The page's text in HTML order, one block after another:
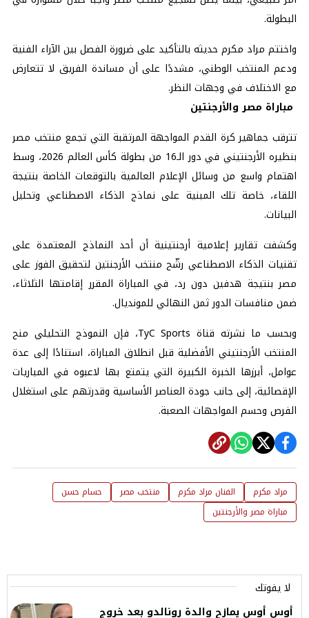
البطولة.
واختتم مراد مكرم حديثه بالتأكيد على ضرورة الفصل بين الآراء الفنية
ودعم المنتخب الوطني، مشددًا على أن مساندة الفريق لا تتعارض
مع الاختلاف في وجهات النظر.
مباراة مصر والأرجنتين
تترقب جماهير كرة القدم المواجهة المرتقبة التي تجمع منتخب مصر
بنظيره الأرجنتيني في دور الـ16 من بطولة كأس العالم 2026، وسط
اهتمام واسع من وسائل الإعلام العالمية بالتوقعات الخاصة بنتيجة
اللقاء، خاصة تلك المبنية على نماذج الذكاء الاصطناعي وتحليل
البيانات.
وكشفت تقارير إعلامية أرجنتينية أن أحد النماذج المعتمدة على
تقنيات الذكاء الاصطناعي رشّح منتخب الأرجنتين لتحقيق الفوز على
مصر بنتيجة هدفين دون رد، في المباراة المقرر إقامتها الثلاثاء،
ضمن منافسات الدور ثمن النهائي للمونديال.
وبحسب ما نشرته قناة TyC Sports، فإن النموذج التحليلي منح
المنتخب الأرجنتيني الأفضلية قبل انطلاق المباراة، استنادًا إلى عدة
عوامل، أبرزها الخبرة الكبيرة التي يتمتع بها لاعبوه في المباريات
الإقصائية، إلى جانب جودة العناصر الأساسية وقدرتهم على استغلال
الفرص وحسم المواجهات الصعبة.
مراد مكرم الفنان مراد مكرم منتخب مصر
حسام حسن
مباراة مصر والأرجنتين
لا يفوتك
أوس أوس يمازح والدة رونالدو بعد خروج